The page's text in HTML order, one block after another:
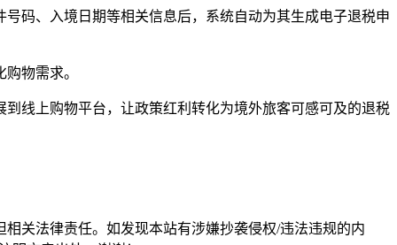
码、入境日期等相关信息后，系统自动为其生成电子退税申
物需求。
线上购物平台，让政策红利转化为境外旅客可感可及的退税
关法律责任。如发现本站有涉嫌抄袭侵权/违法违规的内